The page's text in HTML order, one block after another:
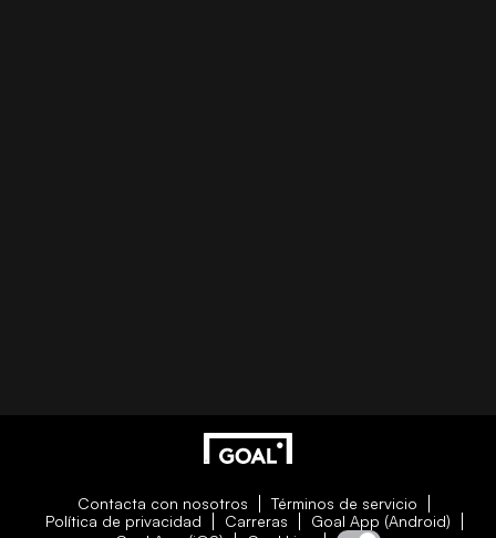
Contacta con nosotros
Términos de servicio
Política de privacidad
Carreras
Goal App (Android)